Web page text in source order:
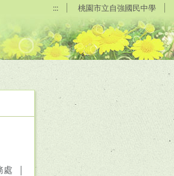
::: 桃園市立自強國民中學
處 |